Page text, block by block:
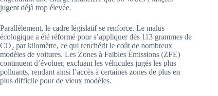
jugent déjà trop élevée.
Parallèlement, le cadre législatif se renforce. Le malus
écologique a été réformé pour s’appliquer dès 113 grammes de
CO₂ par kilomètre, ce qui renchérit le coût de nombreux
modèles de voitures. Les Zones à Faibles Émissions (ZFE)
continuent d’évoluer, excluant les véhicules jugés les plus
polluants, rendant ainsi l’accès à certaines zones de plus en
plus difficile pour de vieux modèles.